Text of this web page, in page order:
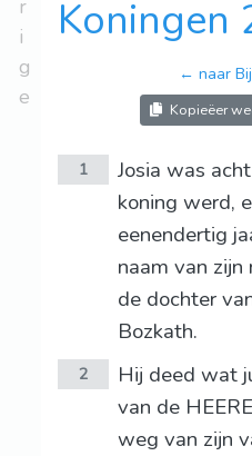
r
i
g
e
Koningen
← naar
Kopieëer
1
Josia was
koning werd,
eenendertig
naam van zijn
de dochter
Bozkath.
2
Hij deed wat
van de
weg van zijn